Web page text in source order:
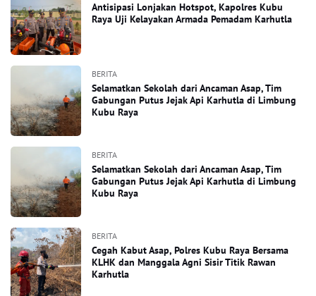
Antisipasi Lonjakan Hotspot, Kapolres Kubu
Raya Uji Kelayakan Armada Pemadam Karhutla
BERITA
Selamatkan Sekolah dari Ancaman Asap, Tim
Gabungan Putus Jejak Api Karhutla di Limbung
Kubu Raya
BERITA
Selamatkan Sekolah dari Ancaman Asap, Tim
Gabungan Putus Jejak Api Karhutla di Limbung
Kubu Raya
BERITA
Cegah Kabut Asap, Polres Kubu Raya Bersama
KLHK dan Manggala Agni Sisir Titik Rawan
Karhutla